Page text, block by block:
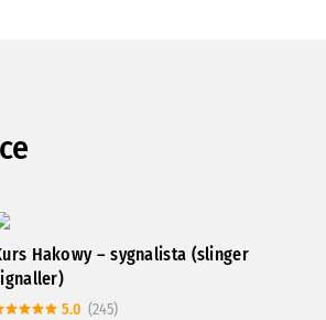
Hakowy – sygnalista (slinger
5.0 (245)